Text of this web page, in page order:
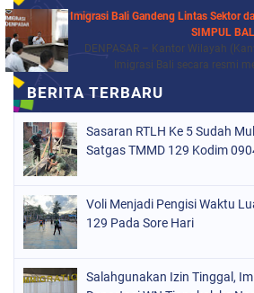
Imigrasi Bali Gandeng Lintas Sektor
SIMPUL BALI
DENPASAR – Kantor Wilayah
Imigrasi Bali secara resmi
Sasaran RTLH Ke 5 Sudah
Satgas TMMD 129 Kodim
Voli Menjadi Pengisi Waktu
129 Pada Sore Hari
Salahgunakan Izin Tinggal,